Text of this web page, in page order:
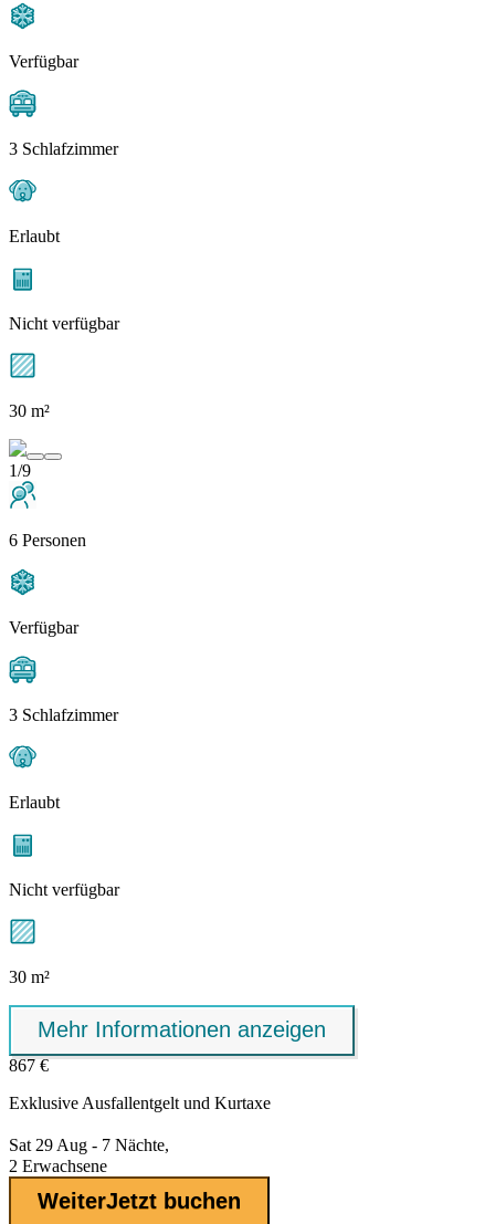
Verfügbar
3 Schlafzimmer
Erlaubt
Nicht verfügbar
30 m²
1/9
6 Personen
Verfügbar
3 Schlafzimmer
Erlaubt
Nicht verfügbar
30 m²
Mehr Informationen anzeigen
867 €
Exklusive Ausfallentgelt und Kurtaxe
Sat 29 Aug - 7 Nächte,
2 Erwachsene
WeiterJetzt buchen